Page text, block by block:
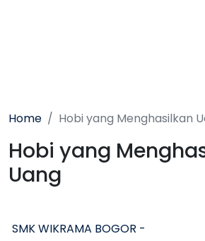
Home Hobi yang Menghasilkan
Hobi yang
Uang
SMK WIKRAMA BOGOR -